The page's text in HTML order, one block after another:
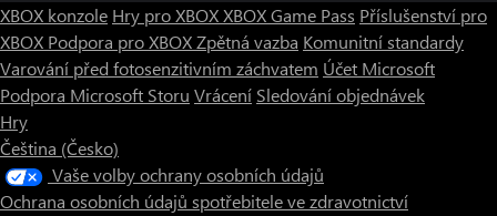
XBOX konzole Hry pro XBOXXBOX Game Pass Příslušenství pro
XBOX Podpora pro XBOXZpětná vazba Komunitní standardy
Varování před fotosenzitivním záchvatem Účet Microsoft
Podpora Microsoft Storu Vrácení Sledování objednávek
Hry
Čeština (Česko)
Vaše volby ochrany osobních údajů
Ochrana osobních údajů spotřebitele ve zdravotnictví